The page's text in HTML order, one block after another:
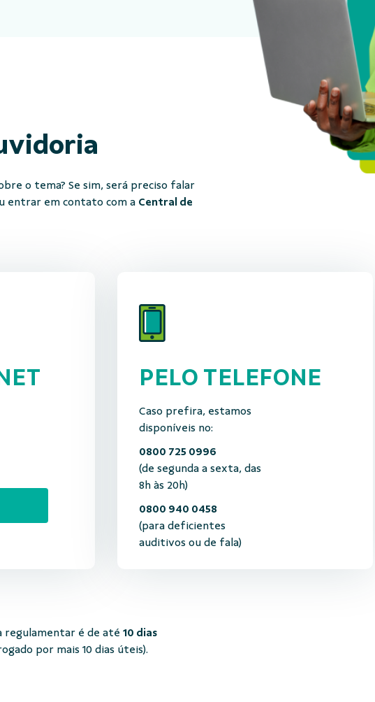
o tema? Se sim, será preciso falar
entrar em contato com a Central de
PELO TELEFONE
Caso prefira, estamos
disponíveis no:
0800 725 0996
(de segunda a sexta, das
8h às 20h)
0800 940 0458
(para deficientes
auditivos ou de fala)
regulamentar é de até 10 dias
por mais 10 dias úteis).